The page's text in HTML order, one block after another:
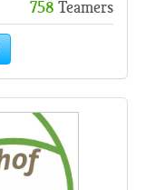
758 Teamers